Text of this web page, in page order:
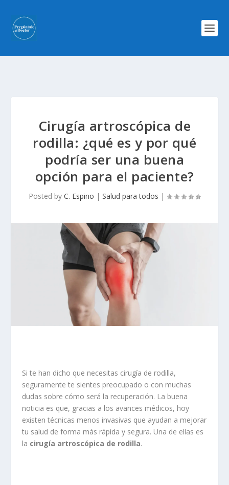
Cirugía artroscópica de
rodilla: ¿qué es y por qué
podría ser una buena
opción para el paciente?
Posted by C. Espino | Salud para todos |
Si te han dicho que necesitas cirugía de rodilla,
seguramente te sientes preocupado o con muchas
dudas sobre cómo será la recuperación. La buena
noticia es que, gracias a los avances médicos, hoy
existen técnicas menos invasivas que ayudan a mejorar
tu salud de forma más rápida y segura. Una de ellas es
la cirugía artroscópica de rodilla.